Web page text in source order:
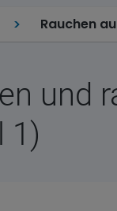
Rauchen
und
1)